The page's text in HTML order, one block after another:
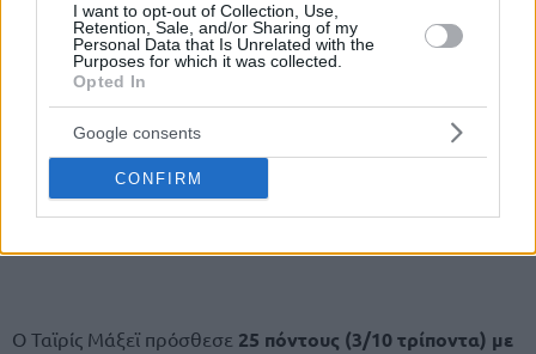
I want to opt-out of Collection, Use,
Retention, Sale, and/or Sharing of my
Personal Data that Is Unrelated with the
Purposes for which it was collected.
Opted In
Google consents
CONFIRM
Ο Ταϊρίς Μάξεϊ πρόσθεσε 25 πόντους (3/10 τρίποντα) με